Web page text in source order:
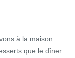
à la maison.
que le dîner.